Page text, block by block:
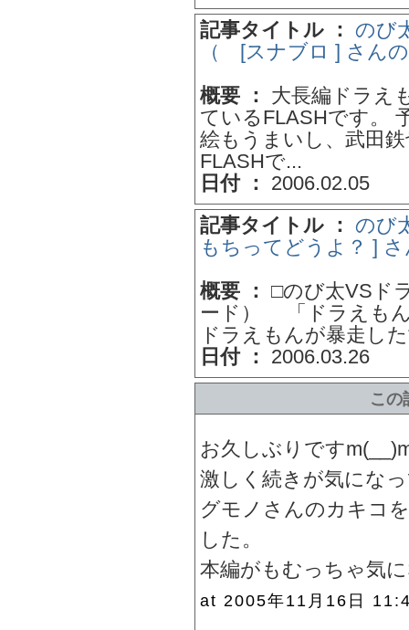
記事タイトル ： のび
（ [スナブロ ] さん
概要 ： 大長編ドラえ
ているFLASHです。
絵もうまいし、武田
FLASHで...
日付 ： 2006.02.05
記事タイトル ： のび
もちってどうよ？ ]
概要 ： □のび太VSド
ード） 「ドラえも
ドラえもんが暴走し
日付 ： 2006.03.26
この
お久しぶりです
激しく続きが気にな
グモノさんのカキコ
した。
本編がもむっちゃ気
at 2005年11月16日